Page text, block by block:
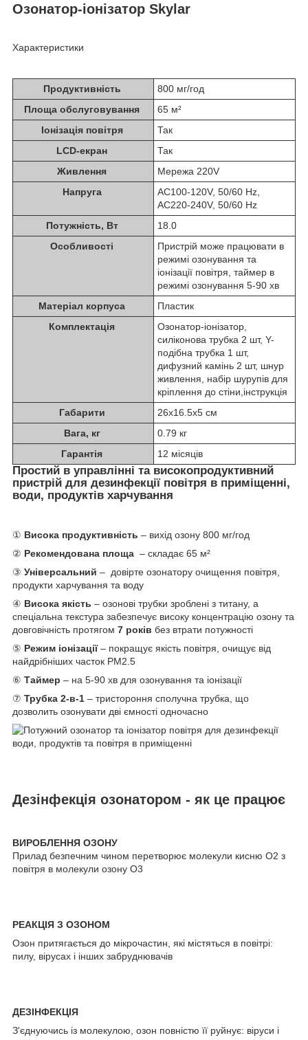
Озонатор-іонізатор Skylar
Характеристики
Продуктивність
800 мг/год
Площа обслуговування
65 м²
Іонізація повітря
Так
LCD-екран
Так
Живлення
Мережа 220V
Напруга
AC100-120V, 50/60 Hz,
AC220-240V, 50/60 Hz
Потужність, Вт
18.0
Особливості
Пристрій може працювати в
режимі озонування та
іонізації повітря, таймер в
режимі озонування 5-90 хв
Матеріал корпуса
Пластик
Комплектація
Озонатор-іонізатор,
силіконова трубка 2 шт, Y-
подібна трубка 1 шт,
дифузний камінь 2 шт, шнур
живлення, набір шурупів для
кріплення до стіни,інструкція
Габарити
26x16.5x5 см
Вага, кг
0.79 кг
Гарантія
12 місяців
Простий в управлінні та високопродуктивний
пристрій для дезинфекції повітря в приміщенні,
води, продуктів харчування
① Висока продуктивність – вихід озону 800 мг/год
② Рекомендована площа – складає 65 м²
③ Універсальний – довірте озонатору очищення повітря,
продукти харчування та воду
④ Висока якість – озонові трубки зроблені з титану, а
спеціальна текстура забезпечує високу концентрацію озону та
довговічність протягом 7 років без втрати потужності
⑤ Режим іонізації– покращує якість повітря, очищує від
найдрібніших часток PM2.5
⑥ Таймер – на 5-90 хв для озонування та іонізації
⑦ Трубка 2-в-1 – тристороння сполучна трубка, що
дозволить озонувати дві ємності одночасно
Дезінфекція озонатором - як це працює
ВИРОБЛЕННЯ ОЗОНУ
Прилад безпечним чином перетворює молекули кисню О2 з
повітря в молекули озону О3
РЕАКЦІЯ З ОЗОНОМ
Озон притягається до мікрочастин, які містяться в повітрі:
пилу, вірусах і інших забруднювачів
ДЕЗІНФЕКЦІЯ
З'єднуючись із молекулою, озон повністю її руйнує: віруси і